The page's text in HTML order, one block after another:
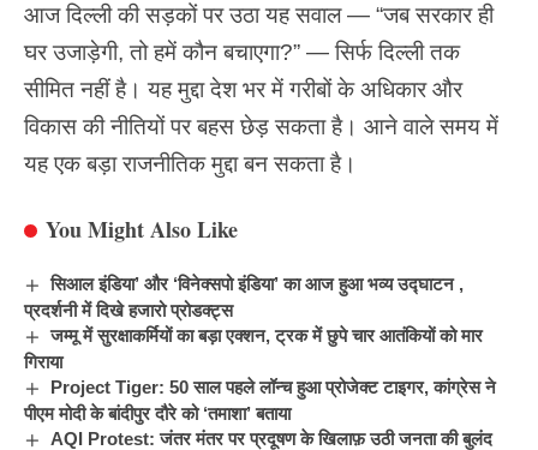
आज दिल्ली की सड़कों पर उठा यह सवाल — “जब सरकार ही
घर उजाड़ेगी, तो हमें कौन बचाएगा?” — सिर्फ दिल्ली तक
सीमित नहीं है। यह मुद्दा देश भर मेंगरीबों के अधिकारऔर
विकास की नीतियों पर बहस छेड़ सकता है। आने वाले समय में
यह एक बड़ा राजनीतिक मुद्दा बन सकता है।
You Might Also Like
सिआल इंडिया’ और ‘विनेक्सपो इंडिया’ का आज हुआ भव्य उद्घाटन ,
प्रदर्शनी में दिखे हजारो प्रोडक्ट्स
जम्मू में सुरक्षाकर्मियों का बड़ा एक्शन, ट्रक में छुपे चार आतंकियों को मार
गिराया
Project Tiger: 50 साल पहले लॉन्च हुआ प्रोजेक्ट टाइगर, कांग्रेस ने
पीएम मोदी के बांदीपुर दौरे को ‘तमाशा’ बताया
AQI Protest: जंतर मंतर पर प्रदूषण के खिलाफ़ उठी जनता की बुलंद